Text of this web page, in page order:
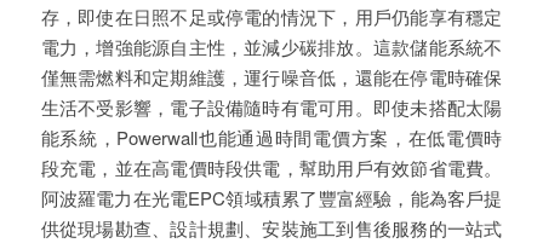
存，即使在日照不足或停電的情況下，用戶仍能享有穩定
電力，增強能源自主性，並減少碳排放。這款儲能系統不
僅無需燃料和定期維護，運行噪音低，還能在停電時確保
生活不受影響，電子設備隨時有電可用。即使未搭配太陽
能系統，Powerwall也能通過時間電價方案，在低電價時
段充電，並在高電價時段供電，幫助用戶有效節省電費。
阿波羅電力在光電EPC領域積累了豐富經驗，能為客戶提
供從現場勘查、設計規劃、安裝施工到售後服務的一站式